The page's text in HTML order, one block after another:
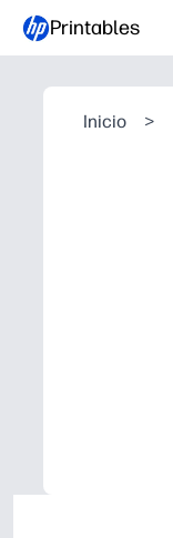
Printables
Inicio >